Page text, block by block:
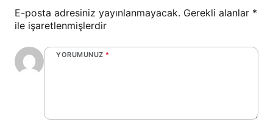
E-posta adresiniz yayınlanmayacak. Gerekli alanlar *
ile işaretlenmişlerdir
YORUMUNUZ *